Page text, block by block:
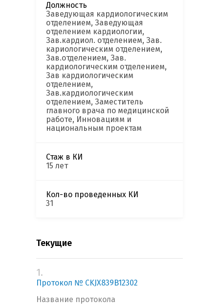
Должность
Заведующая кардиологическим
отделением, Заведующая
отделением кардиологии,
Зав.кардиол. отделением, Зав.
кариологическим отделением,
Зав.отделением, Зав.
кардиологическим отделением,
Зав кардиологическим
отделением,
Зав.кардиологическим
отделением, Заместитель
главного врача по медицинской
работе, Инновациям и
национальным проектам
Стаж в КИ
15 лет
Кол-во проведенных КИ
31
Текущие
1.
Протокол № CKJX839B12302
Название протокола